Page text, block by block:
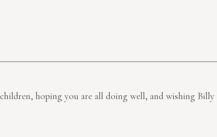
hoping you are all doing well, and wishing Billy